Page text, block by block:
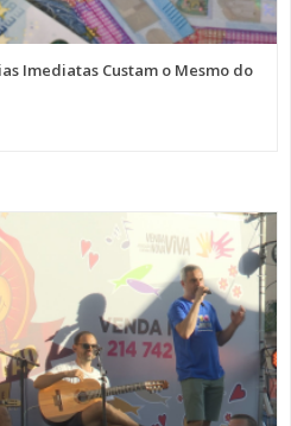
Imediatas Custam o Mesmo do